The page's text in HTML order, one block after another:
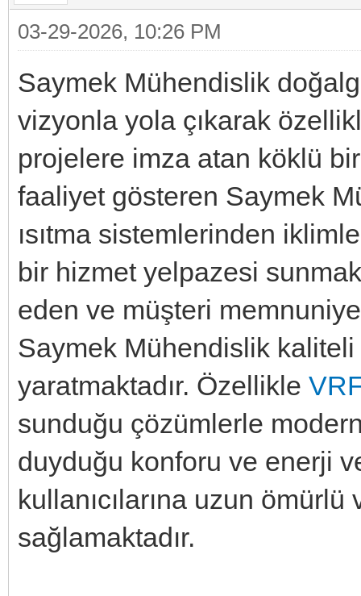
03-29-2026, 10:26 PM
Saymek Mühendislik
vizyonla yola çıkarak
projelere imza atan köklü
faaliyet gösteren Saymek
ısıtma sistemlerinden
bir hizmet yelpazesi
eden ve müşteri
Saymek Mühendislik kaliteli
yaratmaktadır. Özellikle
sunduğu çözümlerle
duyduğu konforu ve enerji
kullanıcılarına uzun
sağlamaktadır.